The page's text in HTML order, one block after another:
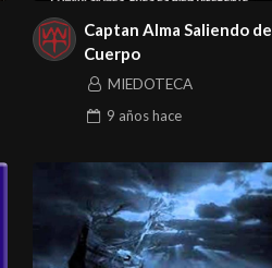
Captan Alma Saliendo de
Cuerpo
MIEDOTECA
9 añoshace